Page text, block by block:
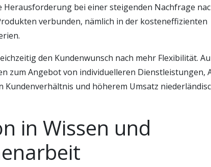
bei einer steigenden Nachfrage
verbunden, nämlich in der kosteneffizienten
den Kundenwunsch nach mehr Flexibilität.
zum Angebot von individuelleren Dienstleistungen,
Kundenverhältnis und höherem Umsatz
in Wissen und